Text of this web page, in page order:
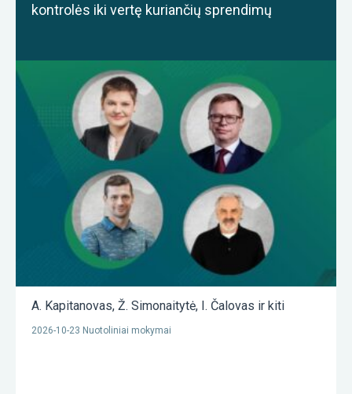
kontrolės iki vertę kuriančių sprendimų
A. Kapitanovas, Ž. Simonaitytė, I. Čalovas ir kiti
2026-10-23 Nuotoliniai mokymai